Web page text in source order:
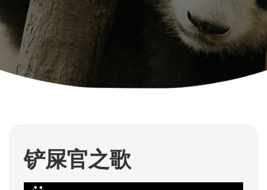
铲屎官之歌